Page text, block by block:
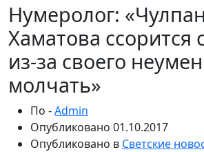
Нумеролог: «Чулпан
Хаматова ссорится
из-за своего
молчать»
По -Admin
Опубликовано 01.10.2017
Опубликовано в Светские